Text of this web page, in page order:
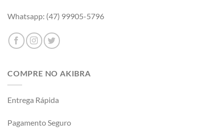
Whatsapp: (47) 99905-5796
COMPRE NO AKIBRA
Entrega Rápida
Pagamento Seguro